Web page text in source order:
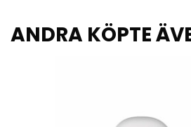
ANDRA KÖPTE